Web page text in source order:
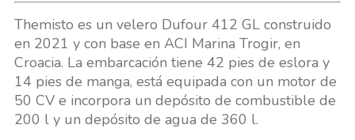
Themisto es un velero Dufour 412 GL construido
en 2021 y con base en ACI Marina Trogir, en
Croacia. La embarcación tiene 42 pies de eslora y
14 pies de manga, está equipada con un motor de
50 CV e incorpora un depósito de combustible de
200 l y un depósito de agua de 360 l.